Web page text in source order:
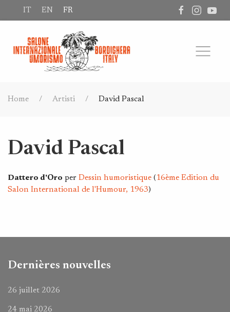
IT EN FR
Home Artisti David Pascal
David Pascal
Dattero d'Oro per Dessin humoristique (16ème Edition du
Salon International de l'Humour, 1963)
Dernières nouvelles
26 juillet 2026
24 mai 2026